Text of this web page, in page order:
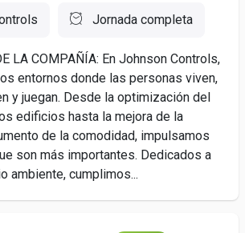
Jornada completa
LA COMPAÑÍA: En Johnson Controls,
entornos donde las personas viven,
y juegan. Desde la optimización del
edificios hasta la mejora de la
de la comodidad, impulsamos
son más importantes. Dedicados a
ambiente, cumplimos...